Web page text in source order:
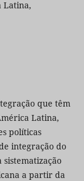
Latina,
que têm
Latina,
políticas
integração do
a partir da